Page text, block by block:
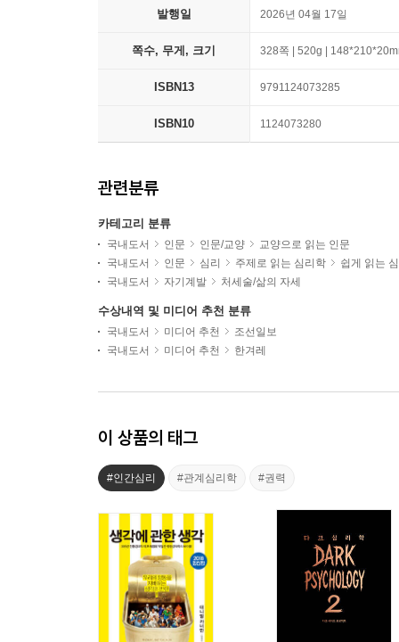
발행일 2026년 04월 17일
쪽수, 무게, 크기 328쪽 | 520g |
ISBN13 9791124073285
ISBN10 1124073280
관련분류
카테고리 분류
국내도서 인문 인문/교양
교양으로 읽는 인문
국내도서
인문 심리 주제로 읽는 심리학
쉽게 읽는
국내도서
자기계발 처세술/삶의 자세
수상내역 및 미디어 추천 분류
국내도서 미디어 추천
조선일보
국내도서
미디어 추천 한겨레
이 상품의 태그
#인간심리 #관계심리학 #권력